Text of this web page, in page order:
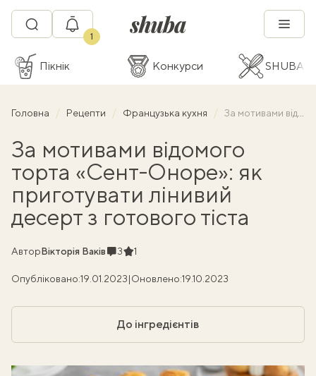
1
Пікнік Конкурси SHUBA
Головна Рецепти Французька кухня За мотивами відомого торта «Сент-Оноре»: як приготувати лінивий десерт з готового тіста
За мотивами відомого
торта «Сент-Оноре»: як
приготувати лінивий
десерт з готового тіста
АвторВікторія ВаківКоментарі
3Рейтинг
1
Опубліковано:19.01.2023|Оновлено:19.10.2023
До інгредієнтів